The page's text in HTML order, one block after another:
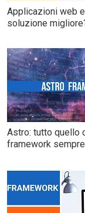
Applicazioni web
soluzione
Astro: tutto quello
framework